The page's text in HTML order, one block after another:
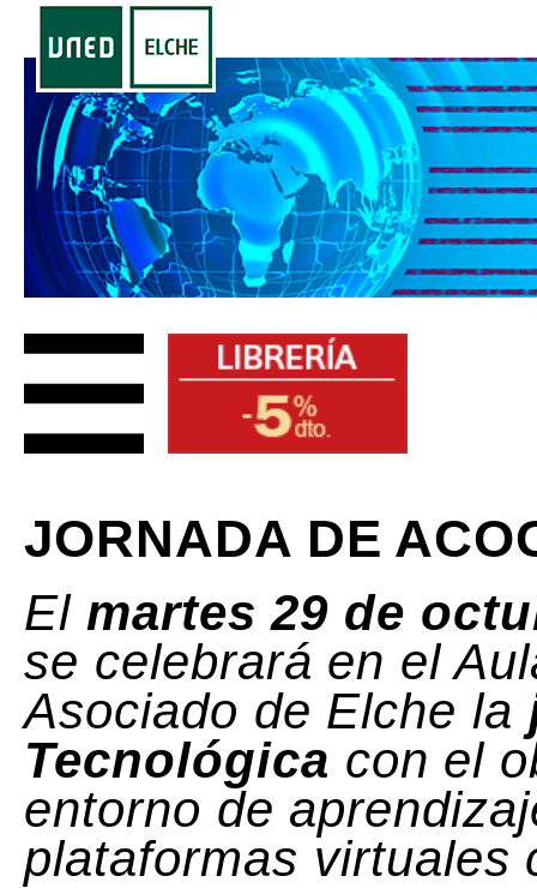
JORNADA DE
El martes 29 de
se celebrará en el
Asociado de Elche la
Tecnológica con el
entorno de
plataformas virtuales